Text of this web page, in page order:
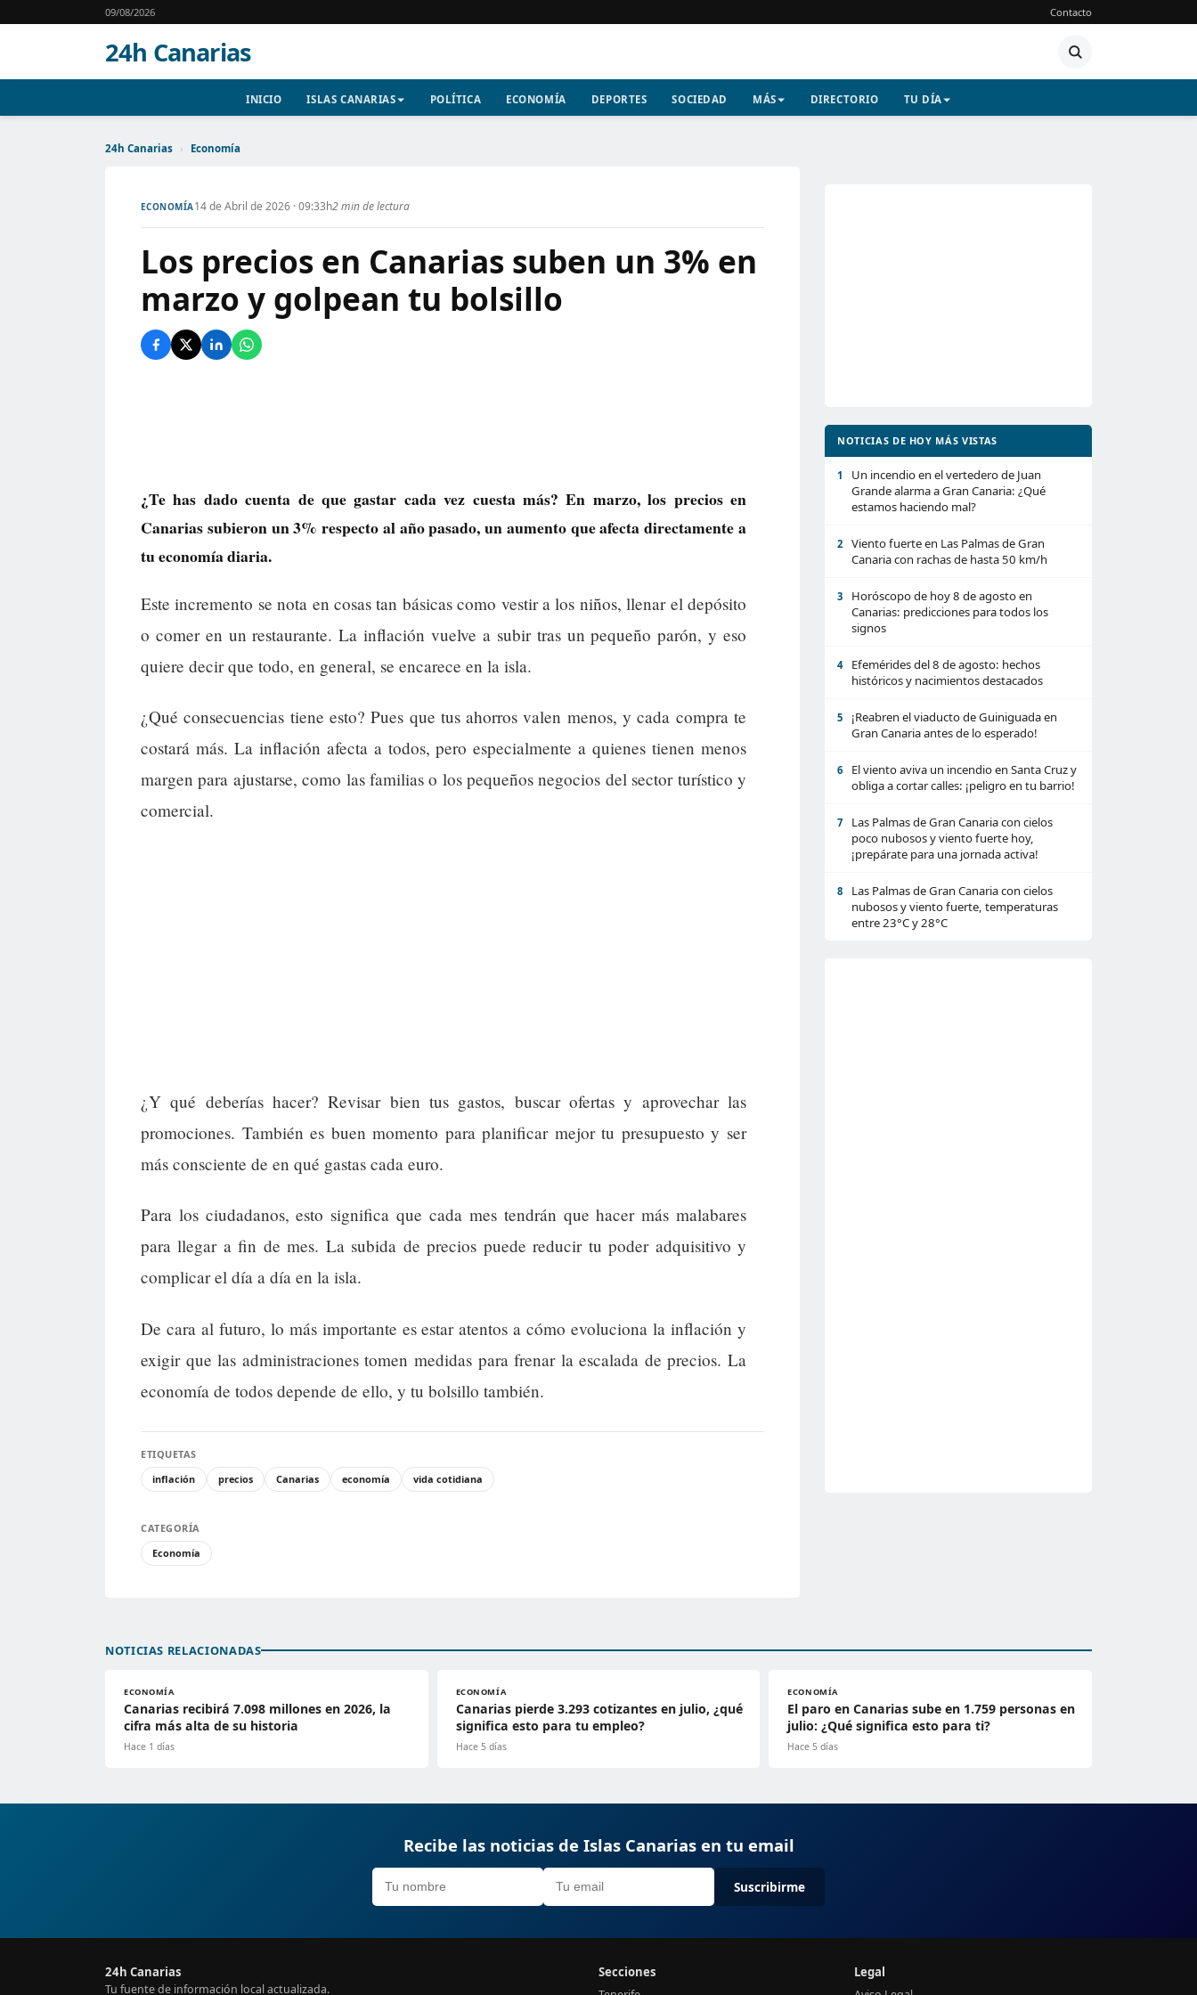
09/08/2026 Contacto
24h Canarias
INICIO ISLAS CANARIAS POLÍTICA ECONOMÍA DEPORTES SOCIEDAD MÁS DIRECTORIO TU DÍA
24h Canarias › Economía
ECONOMÍA14 de Abril de 2026 · 09:33h2 min de lectura
Los precios en Canarias suben un 3% en
marzo y golpean tu bolsillo
¿Te has dado cuenta de que gastar cada vez cuesta más? En marzo, los precios en
Canarias subieron un 3% respecto al año pasado, un aumento que afecta directamente a
tu economía diaria.
Este incremento se nota en cosas tan básicas como vestir a los niños, llenar el depósito
o comer en un restaurante. La inflación vuelve a subir tras un pequeño parón, y eso
quiere decir que todo, en general, se encarece en la isla.
¿Qué consecuencias tiene esto? Pues que tus ahorros valen menos, y cada compra te
costará más. La inflación afecta a todos, pero especialmente a quienes tienen menos
margen para ajustarse, como las familias o los pequeños negocios del sector turístico y
comercial.
¿Y qué deberías hacer? Revisar bien tus gastos, buscar ofertas y aprovechar las
promociones. También es buen momento para planificar mejor tu presupuesto y ser
más consciente de en qué gastas cada euro.
Para los ciudadanos, esto significa que cada mes tendrán que hacer más malabares
para llegar a fin de mes. La subida de precios puede reducir tu poder adquisitivo y
complicar el día a día en la isla.
De cara al futuro, lo más importante es estar atentos a cómo evoluciona la inflación y
exigir que las administraciones tomen medidas para frenar la escalada de precios. La
economía de todos depende de ello, y tu bolsillo también.
ETIQUETAS
inflación
precios Canarias economía vida cotidiana
CATEGORÍA
Economía
NOTICIAS DE HOY MÁS VISTAS
1
Un incendio en el vertedero de Juan
Grande alarma a Gran Canaria: ¿Qué
estamos haciendo mal?
2
Viento fuerte en Las Palmas de Gran
Canaria con rachas de hasta 50 km/h
3
Horóscopo de hoy 8 de agosto en
Canarias: predicciones para todos los
signos
4
Efemérides del 8 de agosto: hechos
históricos y nacimientos destacados
5
¡Reabren el viaducto de Guiniguada en
Gran Canaria antes de lo esperado!
6
El viento aviva un incendio en Santa Cruz y
obliga a cortar calles: ¡peligro en tu barrio!
7
Las Palmas de Gran Canaria con cielos
poco nubosos y viento fuerte hoy,
¡prepárate para una jornada activa!
8
Las Palmas de Gran Canaria con cielos
nubosos y viento fuerte, temperaturas
entre 23°C y 28°C
NOTICIAS RELACIONADAS
ECONOMÍA
Canarias recibirá 7.098 millones en 2026, la
cifra más alta de su historia
Hace 1 días
ECONOMÍA
Canarias pierde 3.293 cotizantes en julio, ¿qué
significa esto para tu empleo?
Hace 5 días
ECONOMÍA
El paro en Canarias sube en 1.759 personas en
julio: ¿Qué significa esto para ti?
Hace 5 días
Recibe las noticias de Islas Canarias en tu email
Suscribirme
24h Canarias
Tu fuente de información local actualizada.
Secciones Legal